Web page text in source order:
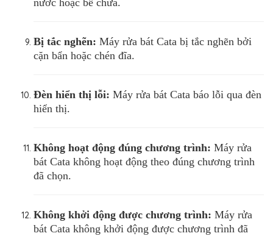
nước hoặc bể chứa.
Bị tắc nghẽn: Máy rửa bát Cata bị tắc nghẽn bởi
cặn bẩn hoặc chén đĩa.
Đèn hiển thị lỗi: Máy rửa bát Cata báo lỗi qua đèn
hiển thị.
Không hoạt động đúng chương trình: Máy rửa
bát Cata không hoạt động theo đúng chương trình
đã chọn.
Không khởi động được chương trình: Máy rửa
bát Cata không khởi động được chương trình đã